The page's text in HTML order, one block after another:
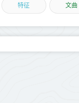
特征 文曲